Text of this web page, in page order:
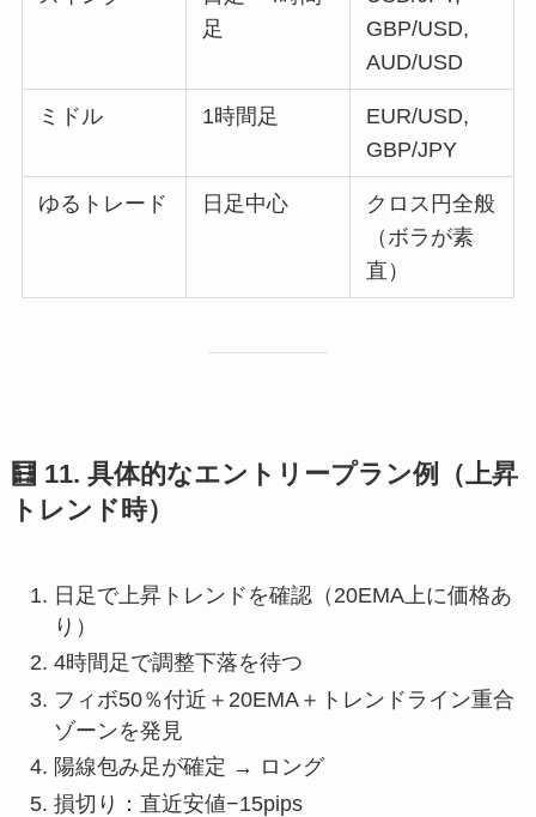
足
GBP/USD,
AUD/USD
ミドル 1時間足
EUR/USD,
GBP/JPY
ゆるトレード 日足中心
クロス円全般
（ボラが素
直）
🧮 11. 具体的なエントリープラン例（上昇
トレンド時）
日足で上昇トレンドを確認（20EMA上に価格あ
り）
4時間足で調整下落を待つ
フィボ50％付近＋20EMA＋トレンドライン重合
ゾーンを発見
陽線包み足が確定 → ロング
損切り：直近安値−15pips